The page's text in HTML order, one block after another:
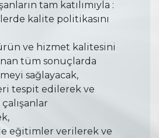
tam katılımıyla :
kalite politikasını
ve hizmet kalitesini
tüm sonuçlarda
sağlayacak,
tespit edilerek ve
eğitimler verilerek ve